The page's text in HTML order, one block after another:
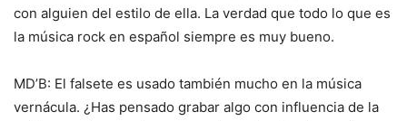
con alguien del estilo de ella. La verdad que todo lo que es
la música rock en español siempre es muy bueno.
MD’B: El falsete es usado también mucho en la música
vernácula. ¿Has pensado grabar algo con influencia de la